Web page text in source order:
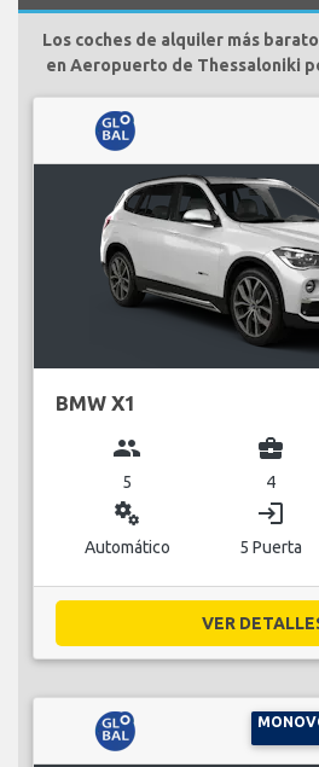
Los coches de alquiler más
en Aeropuerto de Thessaloniki
BMW X1
group
5
business_center
4
miscellaneous_services
Automático
login
5 Puerta
VER